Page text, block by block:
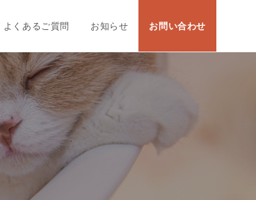
よくあるご質問 お知らせ お問い合わせ